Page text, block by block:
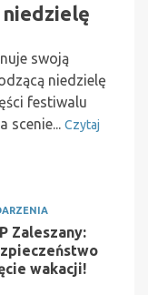
niedzielę
swoją
niedzielę
festiwalu
scenie... Czytaj
Zaleszany:
wakacji!